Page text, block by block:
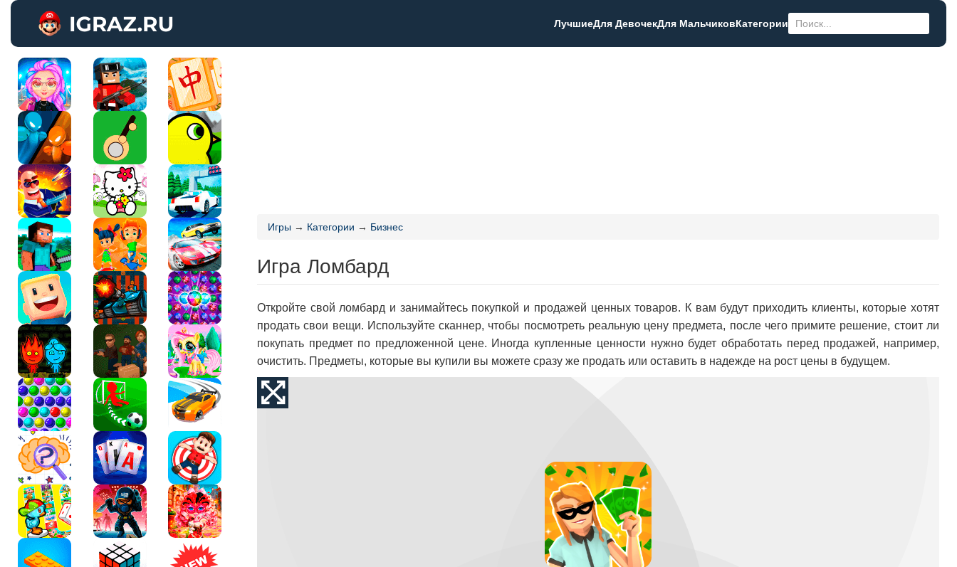
ЛучшиеДля ДевочекДля МальчиковКатегории
Игры → Категории → Бизнес
Игра Ломбард
Откройте свой ломбард и занимайтесь покупкой и продажей ценных товаров. К вам будут приходить клиенты, которые хотят
продать свои вещи. Используйте сканнер, чтобы посмотреть реальную цену предмета, после чего примите решение, стоит ли
покупать предмет по предложенной цене. Иногда купленные ценности нужно будет обработать перед продажей, например,
очистить. Предметы, которые вы купили вы можете сразу же продать или оставить в надежде на рост цены в будущем.